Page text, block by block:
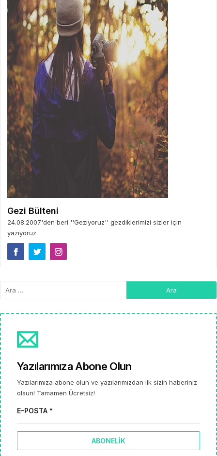
Gezi Bülteni
24.08.2007'den beri ''Geziyoruz'' gezdiklerimizi sizler için
yazıyoruz.
Yazılarımıza Abone Olun
Yazılarımıza abone olun ve yazılarımızdan ilk sizin haberiniz
olsun! Tamamen Ücretsiz!
E-POSTA *
ABONELIK